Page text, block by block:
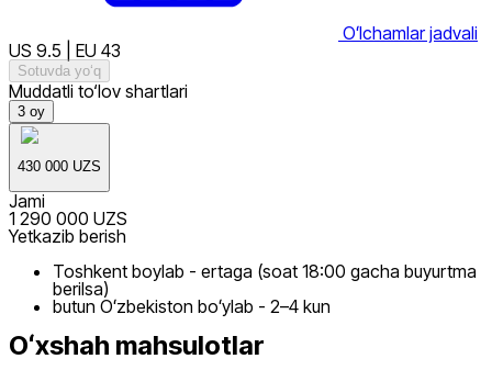
Oʻlchamlar jadvali
US 9.5 | EU 43
Sotuvda yo‘q
Muddatli to‘lov shartlari
3 oy
430 000 UZS
Jami
1 290 000 UZS
Yetkazib berish
Toshkent boylab - ertaga (soat 18:00 gacha buyurtma
berilsa)
butun Oʻzbekiston boʻylab - 2–4 kun
Oʻxshah mahsulotlar